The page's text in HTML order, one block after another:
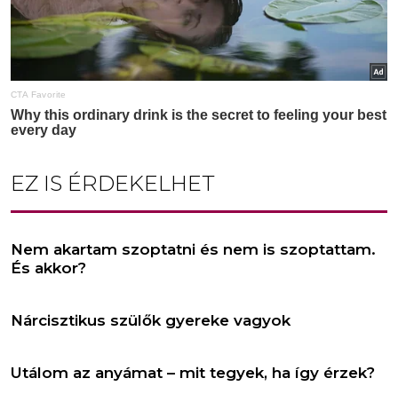
EZ IS ÉRDEKELHET
Nem akartam szoptatni és nem is szoptattam.
És akkor?
Nárcisztikus szülők gyereke vagyok
Utálom az anyámat – mit tegyek, ha így érzek?